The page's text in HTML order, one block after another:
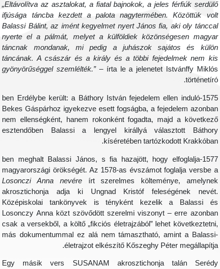
„Eltávolítva az asztalokat, a fiatal bajnokok, a jeles férfiúk
ifjúsága táncba kezdett a palota nagytermében. Közöttük
Balassi Bálint, az imént kegyelmet nyert János fia, aki oly
nyerte el a pálmát, melyet a külföldiek közönségesen
táncnak mondanak, mi pedig a juhászok sajátos és
táncának. A császár és a király és a többi fejedelmek nem
gyönyörűséggel szemlélték.” – írta le a jelenetet Istvánffy
1575-ben Erdélybe került: a Báthory István fejedelem ellen induló
Bekes Gáspárhoz igyekezve esett fogságba, a fejedelem
nem ellenségként, hanem rokonként fogadta, majd a
esztendőben Balassi a lengyel királlyá választott
kíséretében tartózkodott
1577-ben meghalt Balassi János, s fia hazajött, hogy elfoglalja
magyarországi örökségét. Az 1578-as évszámot foglalja versbe
Losonczi Anna nevére
írt szerelmes költeménye,
akrosztichonja adja ki Ungnad Kristóf feleségének
Középiskolai tankönyvek is tényként kezelik a Balassi
Losonczy Anna közt szövődött szerelmi viszonyt – erre
csak a versekből, a költő „fikciós életrajzából” lehet
más dokumentummal ez alá nem támasztható, amint a
életrajzot elkészítő Kőszeghy Péter
Egy másik vers SUSANAM akrosztichonja talán